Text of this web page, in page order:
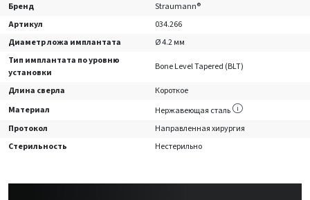
Бренд
Straumann®
Артикул
034.266
Диаметр ложа имплантата
Ø 4.2 мм
Тип имплантата по уровню
установки
Bone Level Tapered (BLT)
Длина сверла
Короткое
Материал
Нержавеющая сталь
Протокол
Направленная хирургия
Стерильность
Нестерильно